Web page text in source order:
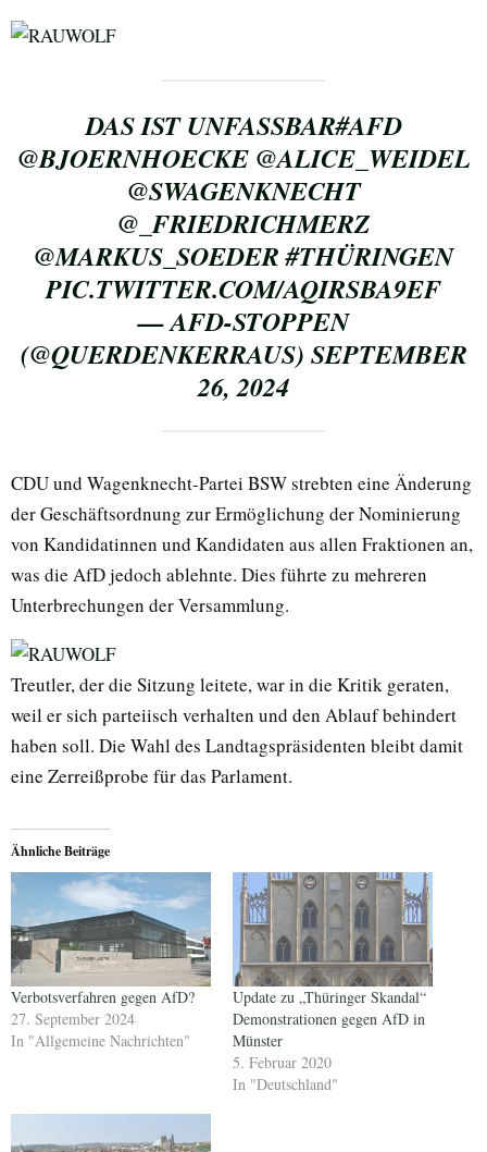
DAS IST UNFASSBAR#AFD
@BJOERNHOECKE @ALICE_WEIDEL
@SWAGENKNECHT
@_FRIEDRICHMERZ
@MARKUS_SOEDER #THÜRINGEN
PIC.TWITTER.COM/AQIRSBA9EF
— AFD-STOPPEN
(@QUERDENKERRAUS) SEPTEMBER
26, 2024
CDU und Wagenknecht-Partei BSW strebten eine Änderung
der Geschäftsordnung zur Ermöglichung der Nominierung
von Kandidatinnen und Kandidaten aus allen Fraktionen an,
was die AfD jedoch ablehnte. Dies führte zu mehreren
Unterbrechungen der Versammlung.
Treutler, der die Sitzung leitete, war in die Kritik geraten,
weil er sich parteiisch verhalten und den Ablauf behindert
haben soll. Die Wahl des Landtagspräsidenten bleibt damit
eine Zerreißprobe für das Parlament.
Ähnliche Beiträge
Verbotsverfahren gegen AfD?
27. September 2024
In "Allgemeine Nachrichten"
Update zu „Thüringer Skandal“
Demonstrationen gegen AfD in
Münster
5. Februar 2020
In "Deutschland"